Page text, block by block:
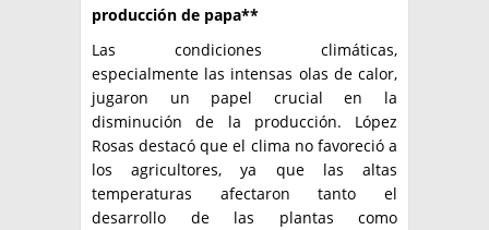
producción de papa**
Las condiciones climáticas,
especialmente las intensas olas de calor,
jugaron un papel crucial en la
disminución de la producción. López
Rosas destacó que el clima no favoreció a
los agricultores, ya que las altas
temperaturas afectaron tanto el
desarrollo de las plantas como